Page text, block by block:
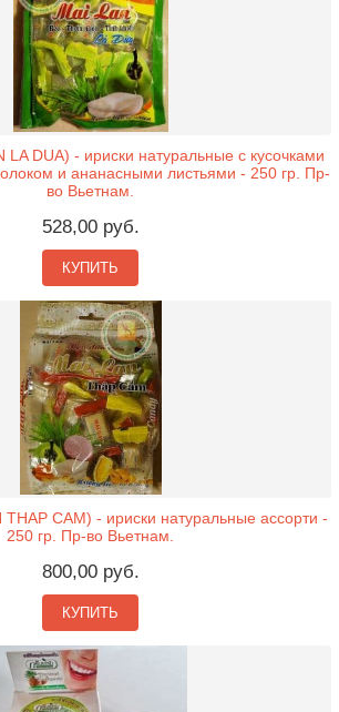
DUA) - ириски натуральные с кусочками
и ананасными листьями - 250 гр. Пр-
во Вьетнам.
528,00 руб.
КУПИТЬ
CAM) - ириски натуральные ассорти -
250 гр. Пр-во Вьетнам.
800,00 руб.
КУПИТЬ